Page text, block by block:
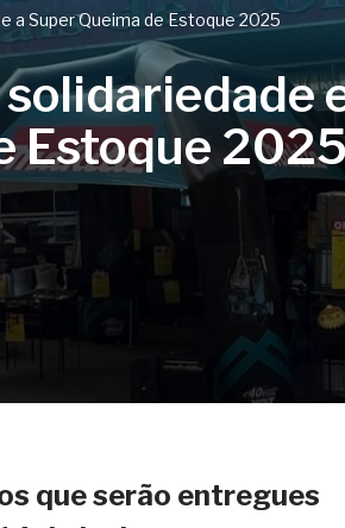
a Super Queima de Estoque 2025
Estoque
que serão entregues